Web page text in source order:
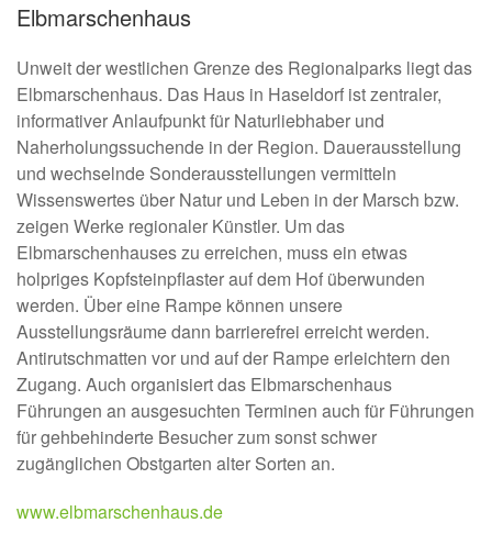
Elbmarschenhaus
Unweit der westlichen Grenze des Regionalparks liegt das
Elbmarschenhaus. Das Haus in Haseldorf ist zentraler,
informativer Anlaufpunkt für Naturliebhaber und
Naherholungssuchende in der Region. Dauerausstellung
und wechselnde Sonderausstellungen vermitteln
Wissenswertes über Natur und Leben in der Marsch bzw.
zeigen Werke regionaler Künstler. Um das
Elbmarschenhauses zu erreichen, muss ein etwas
holpriges Kopfsteinpflaster auf dem Hof überwunden
werden. Über eine Rampe können unsere
Ausstellungsräume dann barrierefrei erreicht werden.
Antirutschmatten vor und auf der Rampe erleichtern den
Zugang. Auch organisiert das Elbmarschenhaus
Führungen an ausgesuchten Terminen auch für Führungen
für gehbehinderte Besucher zum sonst schwer
zugänglichen Obstgarten alter Sorten an.
www.elbmarschenhaus.de